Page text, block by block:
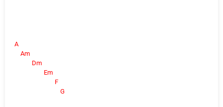
A
Am
Dm
Em
F
G